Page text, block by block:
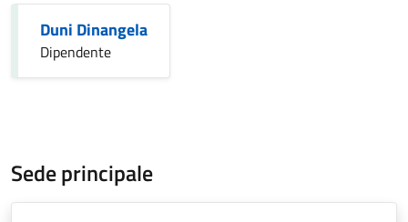
Duni Dinangela
Dipendente
Sede principale